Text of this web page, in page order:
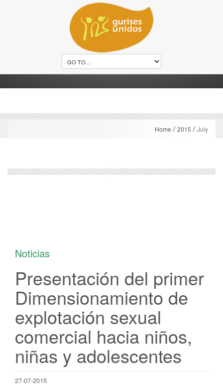
Home / 2015 / July
Noticias
Presentación del primer
Dimensionamiento de
explotación sexual
comercial hacia niños,
niñas y adolescentes
27-07-2015